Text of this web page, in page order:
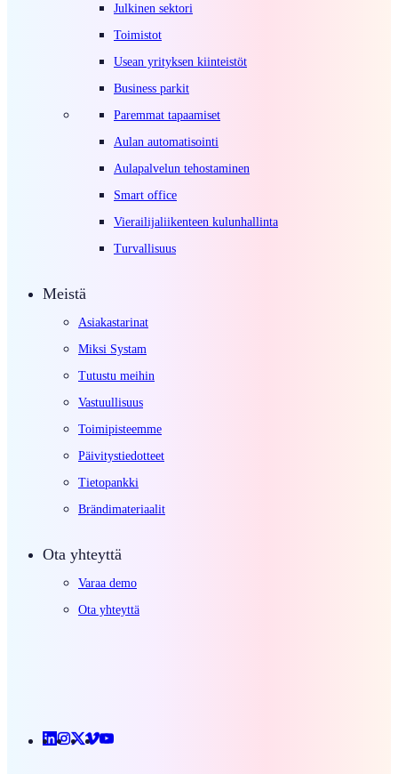
Julkinen sektori
Toimistot
Usean yrityksen kiinteistöt
Business parkit
Paremmat tapaamiset
Aulan automatisointi
Aulapalvelun tehostaminen
Smart office
Vierailijaliikenteen kulunhallinta
Turvallisuus
Meistä
Asiakastarinat
Miksi Systam
Tutustu meihin
Vastuullisuus
Toimipisteemme
Päivitystiedotteet
Tietopankki
Brändimateriaalit
Ota yhteyttä
Varaa demo
Ota yhteyttä
Linkedin
Instagram
X VimeoYoutube